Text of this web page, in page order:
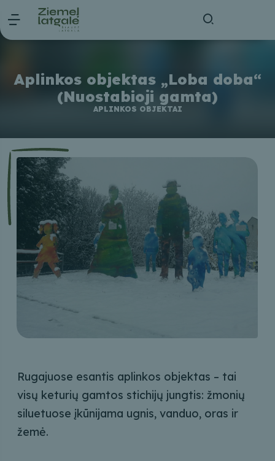
Aplinkos objektas „Loba doba“
(Nuostabioji gamta)
APLINKOS OBJEKTAI
Rugajuose esantis aplinkos objektas – tai
visų keturių gamtos stichijų jungtis: žmonių
siluetuose įkūnijama ugnis, vanduo, oras ir
žemė.